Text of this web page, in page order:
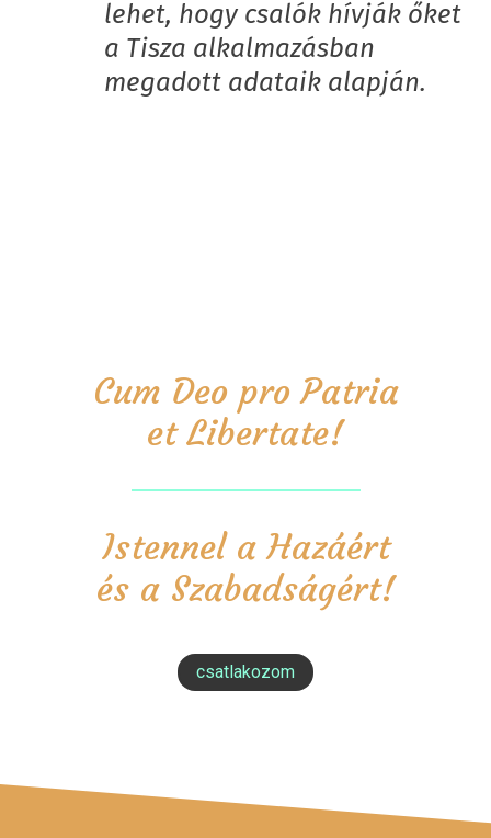
lehet, hogy csalók hívják őket
a Tisza alkalmazásban
megadott adataik alapján.
Cum Deo pro Patria
et Libertate!
Istennel a Hazáért
és a Szabadságért!
csatlakozom